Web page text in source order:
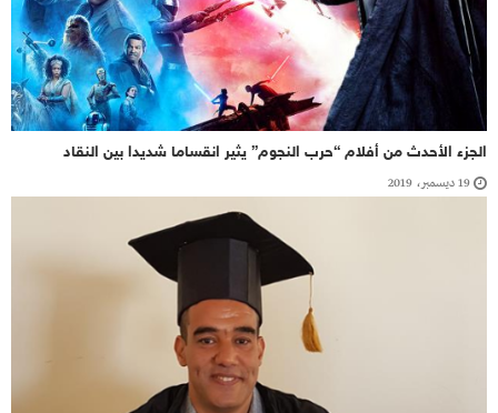
الجزء الأحدث من أفلام “حرب النجوم” يثير انقساما شديدا بين النقاد
19 ديسمبر، 2019